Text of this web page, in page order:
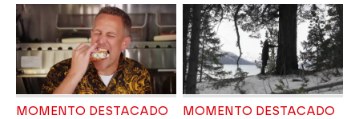
MOMENTO DESTACADO MOMENTO DESTACADO